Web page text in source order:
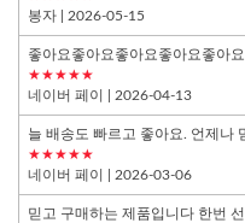
봉자 | 2026-05-15
좋아요좋아요좋아요좋아요좋아요
★★★★★
네이버 페이 | 2026-04-13
늘 배송도 빠르고 좋아요. 언제나
★★★★★
네이버 페이 | 2026-03-06
믿고 구매하는 제품입니다 한번 선